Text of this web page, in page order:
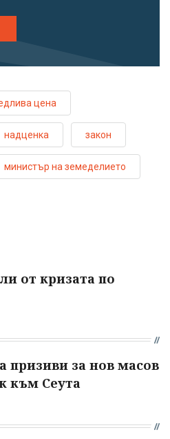
цена
надценка закон
министър на земеделието
от кризата по
призиви за нов масов
към Сеута